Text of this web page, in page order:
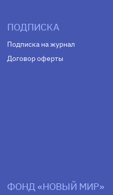
ПОДПИСКА
Подписка на журнал
Договор оферты
ФОНД «НОВЫЙ МИР»